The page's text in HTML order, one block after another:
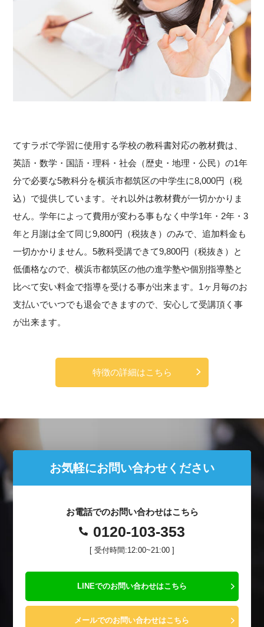
てすラボで学習に使用する学校の教科書対応の教材費は、
英語・数学・国語・理科・社会（歴史・地理・公民）の1年
分で必要な5教科分を横浜市都筑区の中学生に8,000円（税
込）で提供しています。それ以外は教材費が一切かかりま
せん。学年によって費用が変わる事もなく中学1年・2年・3
年と月謝は全て同じ9,800円（税抜き）のみで、追加料金も
一切かかりません。5教科受講できて9,800円（税抜き）と
低価格なので、横浜市都筑区の他の進学塾や個別指導塾と
比べて安い料金で指導を受ける事が出来ます。1ヶ月毎のお
支払いでいつでも退会できますので、安心して受講頂く事
が出来ます。
特徴の詳細はこちら
お気軽にお問い合わせください
お電話でのお問い合わせはこちら
0120-103-353
[ 受付時間:12:00~21:00 ]
LINEでのお問い合わせはこちら
メールでのお問い合わせはこちら